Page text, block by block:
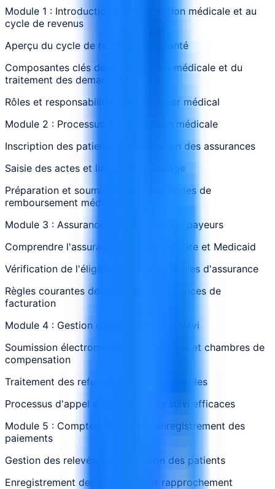
Module 1 : Introduction à la facturation médicale et au
cycle de revenus
Aperçu du cycle de revenus de la santé
Composantes clés de la facturation médicale et du
traitement des demandes
Rôles et responsabilités d'un facturier médical
Module 2 : Processus de facturation médicale
Inscription des patients et vérification des assurances
Saisie des actes et lien avec le codage
Préparation et soumission des demandes de
remboursement médicales
Module 3 : Assurances et systèmes de payeurs
Comprendre l'assurance privée, Medicare et Medicaid
Vérification de l'éligibilité et des garanties d'assurance
Règles courantes des payeurs et exigences de
facturation
Module 4 : Gestion des demandes et suivi
Soumission électronique des demandes et chambres de
compensation
Traitement des refus et rejets de demandes
Processus d'appel et stratégies de suivi efficaces
Module 5 : Comptes patients et enregistrement des
paiements
Gestion des relevés de facturation des patients
Enregistrement des paiements et rapprochement